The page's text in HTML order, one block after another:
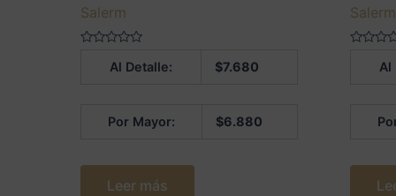
Salerm
Al Detalle: $7.680
Por Mayor: $6.880
Leer más
Salerm
Al